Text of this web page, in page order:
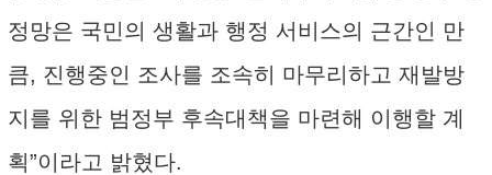
정망은 국민의 생활과 행정 서비스의 근간인 만
큼, 진행중인 조사를 조속히 마무리하고 재발방
지를 위한 범정부 후속대책을 마련해 이행할 계
획”이라고 밝혔다.